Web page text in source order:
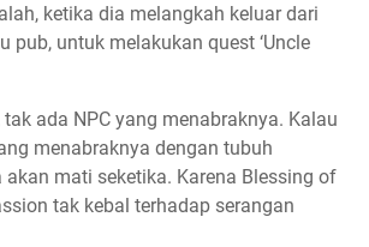
ketika dia melangkah keluar dari
pub, untuk melakukan quest ‘Uncle
ada NPC yang menabraknya. Kalau
menabraknya dengan tubuh
akan mati seketika. Karena Blessing of
tak kebal terhadap serangan